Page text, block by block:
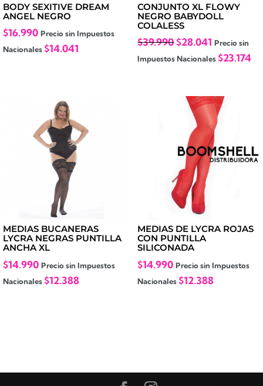
BODY SEXITIVE DREAM
ANGEL NEGRO
$16.990 Precio sin Impuestos
Nacionales$14.041
CONJUNTO XL FLOWY
NEGRO BABYDOLL
COLALESS
$39.990El
precio
$39.990.
$28.041 El
precio
$28.041.
Precio sin
Impuestos Nacionales$23.174
MEDIAS BUCANERAS
LYCRA NEGRAS PUNTILLA
ANCHA XL
$14.990 Precio sin Impuestos
Nacionales$12.388
MEDIAS DE LYCRA ROJAS
CON PUNTILLA
SILICONADA
$14.990 Precio sin Impuestos
Nacionales$12.388